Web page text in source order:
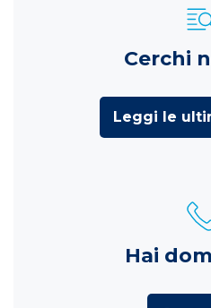
Cerchi
Leggi le
Hai